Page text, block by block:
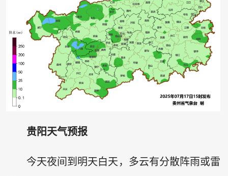
贵阳天气预报
今天夜间到明天白天，多云有分散阵雨或雷